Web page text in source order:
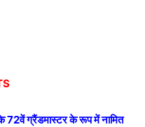
72वें ग्रैंडमास्टर के रूप में नामित